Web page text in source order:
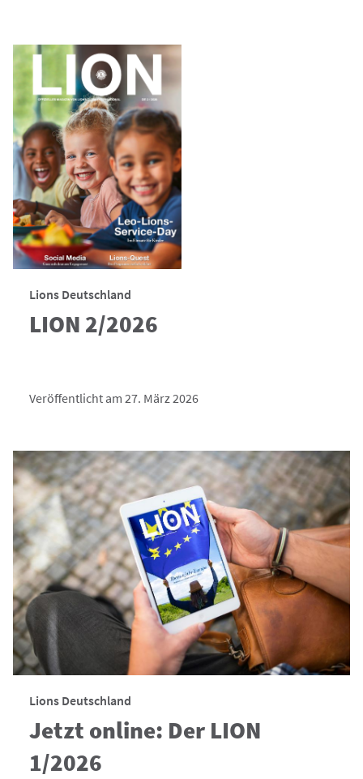
Lions Deutschland
LION 2/2026
Veröffentlicht am 27. März 2026
Lions Deutschland
Jetzt online: Der LION
1/2026